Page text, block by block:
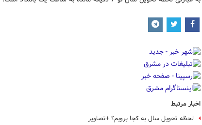
اخبار مرتبط
لحظه تحویل سال به کجا برویم؟ +تصاویر